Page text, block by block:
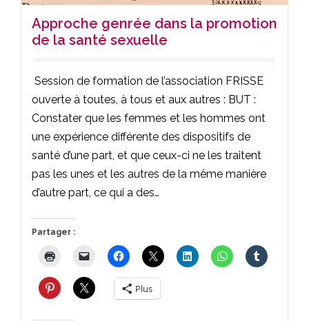
Approche genrée dans la promotion
de la santé sexuelle
Session de formation de l’association FRISSE
ouverte à toutes, à tous et aux autres : BUT :
Constater que les femmes et les hommes ont
une expérience différente des dispositifs de
santé d’une part, et que ceux-ci ne les traitent
pas les unes et les autres de la même manière
d’autre part, ce qui a des…
Partager :
Plus